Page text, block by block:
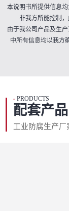
本说明书所提供信息
非我方所能控制
由于我公司产品及生
中所有信息均以我方
• PRODUCTS
配套产品
工业防腐生产厂